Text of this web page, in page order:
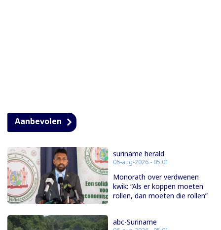
Aanbevolen
suriname herald
06-aug-2026 - 05:01
Monorath over verdwenen
kwik: “Als er koppen moeten
rollen, dan moeten die rollen”
abc-Suriname